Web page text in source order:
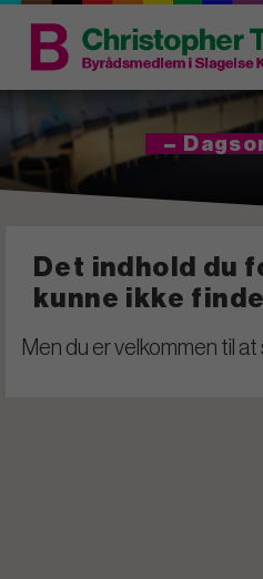
–
Det indhold du
kunne ikke
Men du er velkommen til